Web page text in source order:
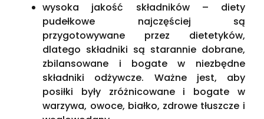
wysoka jakość składników – diety
pudełkowe najczęściej są
przygotowywane przez dietetyków,
dlatego składniki są starannie dobrane,
zbilansowane i bogate w niezbędne
składniki odżywcze. Ważne jest, aby
posiłki były zróżnicowane i bogate w
warzywa, owoce, białko, zdrowe tłuszcze i